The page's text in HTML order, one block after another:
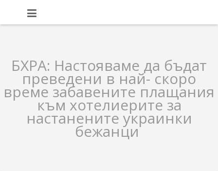
БХРА: Настояваме да бъдат
преведени в най- скоро
време забавените плащания
към хотелиерите за
настанените украинки
бежанци